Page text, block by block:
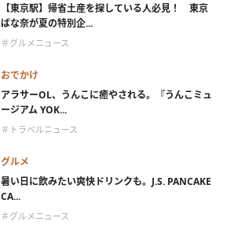
【東京駅】帰省土産を探している人必見！ 東京
ばな奈が夏の特別企...
＃グルメニュース
おでかけ
アラサーOL、うんこに癒やされる。『うんこミュ
ージアム YOK...
＃トラベルニュース
グルメ
暑い日に飲みたい爽快ドリンクも。J.S. PANCAKE
CA...
＃グルメニュース